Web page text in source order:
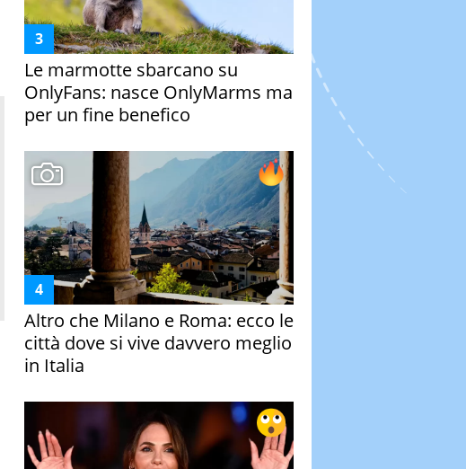
Le marmotte sbarcano su
OnlyFans: nasce OnlyMarms ma
per un fine benefico
Altro che Milano e Roma: ecco le
città dove si vive davvero meglio
in Italia